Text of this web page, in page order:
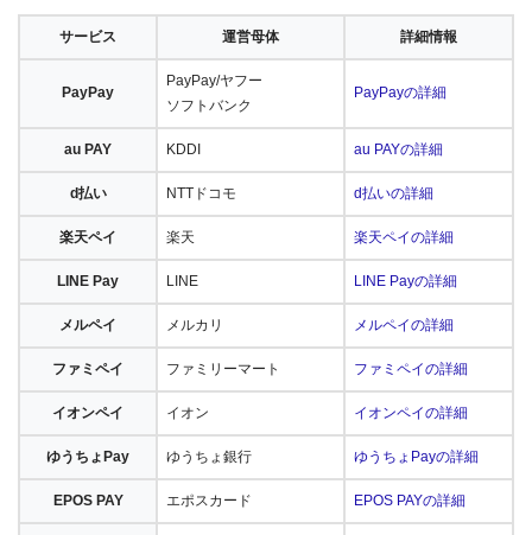
サービス 運営母体 詳細情報
PayPay
PayPay/ヤフー
ソフトバンク
PayPayの詳細
au PAY KDDI au PAYの詳細
d払い NTTドコモ d払いの詳細
楽天ペイ 楽天 楽天ペイの詳細
LINE Pay LINE LINE Payの詳細
メルペイ メルカリ メルペイの詳細
ファミペイ ファミリーマート ファミペイの詳細
イオンペイ イオン イオンペイの詳細
ゆうちょPay ゆうちょ銀行 ゆうちょPayの詳細
EPOS PAY エポスカード EPOS PAYの詳細